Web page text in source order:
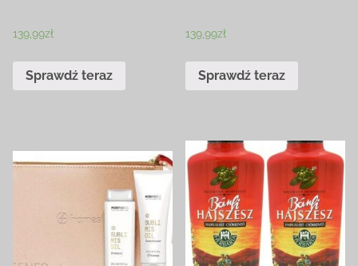
139,99zł
Sprawdź teraz
139,99zł
Sprawdź teraz